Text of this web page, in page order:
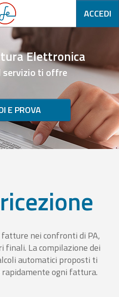
ACCEDI
Elettronica
servizio ti offre
E PROVA
nei confronti di PA,
finali. La compilazione dei
automatici proposti ti
ogni fattura.